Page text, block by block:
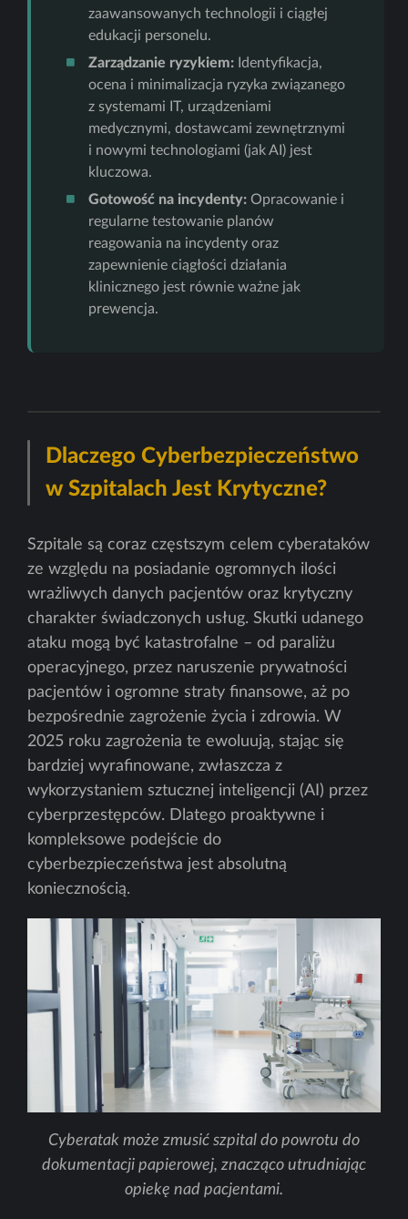
zaawansowanych technologii i ciągłej
edukacji personelu.
Zarządzanie ryzykiem:Identyfikacja,
ocena i minimalizacja ryzyka związanego
z systemami IT, urządzeniami
medycznymi, dostawcami zewnętrznymi
i nowymi technologiami (jak AI) jest
kluczowa.
Gotowość na incydenty:Opracowanie i
regularne testowanie planów
reagowania na incydenty oraz
zapewnienie ciągłości działania
klinicznego jest równie ważne jak
prewencja.
Dlaczego Cyberbezpieczeństwo
w Szpitalach Jest Krytyczne?
Szpitale są coraz częstszym celem cyberataków
ze względu na posiadanie ogromnych ilości
wrażliwych danych pacjentów oraz krytyczny
charakter świadczonych usług. Skutki udanego
ataku mogą być katastrofalne – od paraliżu
operacyjnego, przez naruszenie prywatności
pacjentów i ogromne straty finansowe, aż po
bezpośrednie zagrożenie życia i zdrowia. W
2025 roku zagrożenia te ewoluują, stając się
bardziej wyrafinowane, zwłaszcza z
wykorzystaniem sztucznej inteligencji (AI) przez
cyberprzestępców. Dlatego proaktywne i
kompleksowe podejście do
cyberbezpieczeństwa jest absolutną
koniecznością.
Cyberatak może zmusić szpital do powrotu do
dokumentacji papierowej, znacząco utrudniając
opiekę nad pacjentami.